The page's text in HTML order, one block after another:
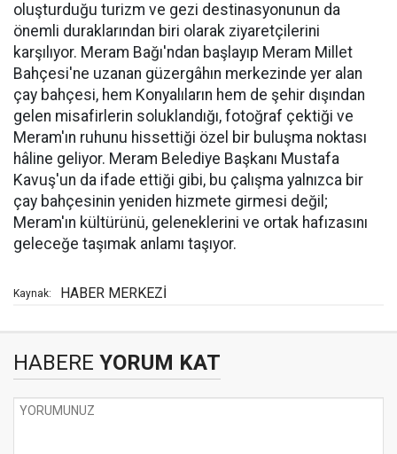
oluşturduğu turizm ve gezi destinasyonunun da
önemli duraklarından biri olarak ziyaretçilerini
karşılıyor. Meram Bağı'ndan başlayıp Meram Millet
Bahçesi'ne uzanan güzergâhın merkezinde yer alan
çay bahçesi, hem Konyalıların hem de şehir dışından
gelen misafirlerin soluklandığı, fotoğraf çektiği ve
Meram'ın ruhunu hissettiği özel bir buluşma noktası
hâline geliyor. Meram Belediye Başkanı Mustafa
Kavuş'un da ifade ettiği gibi, bu çalışma yalnızca bir
çay bahçesinin yeniden hizmete girmesi değil;
Meram'ın kültürünü, geleneklerini ve ortak hafızasını
geleceğe taşımak anlamı taşıyor.
Kaynak: HABER MERKEZİ
HABERE YORUM KAT